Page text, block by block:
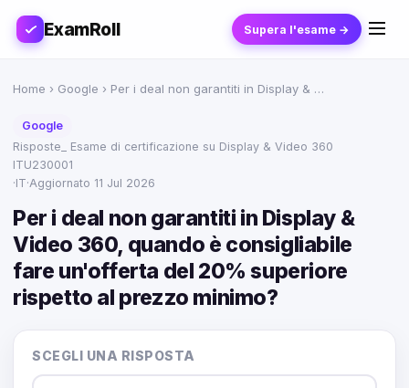
ExamRoll Supera l'esame →
Home › Google › Per i deal non garantiti in Display & …
Google
Risposte_ Esame di certificazione su Display & Video 360
ITU230001
·IT·Aggiornato 11 Jul 2026
Per i deal non garantiti in Display &
Video 360, quando è consigliabile
fare un'offerta del 20% superiore
rispetto al prezzo minimo?
SCEGLI UNA RISPOSTA